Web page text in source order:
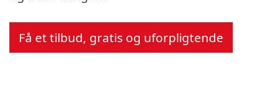
Få et tilbud, gratis og uforpligtende